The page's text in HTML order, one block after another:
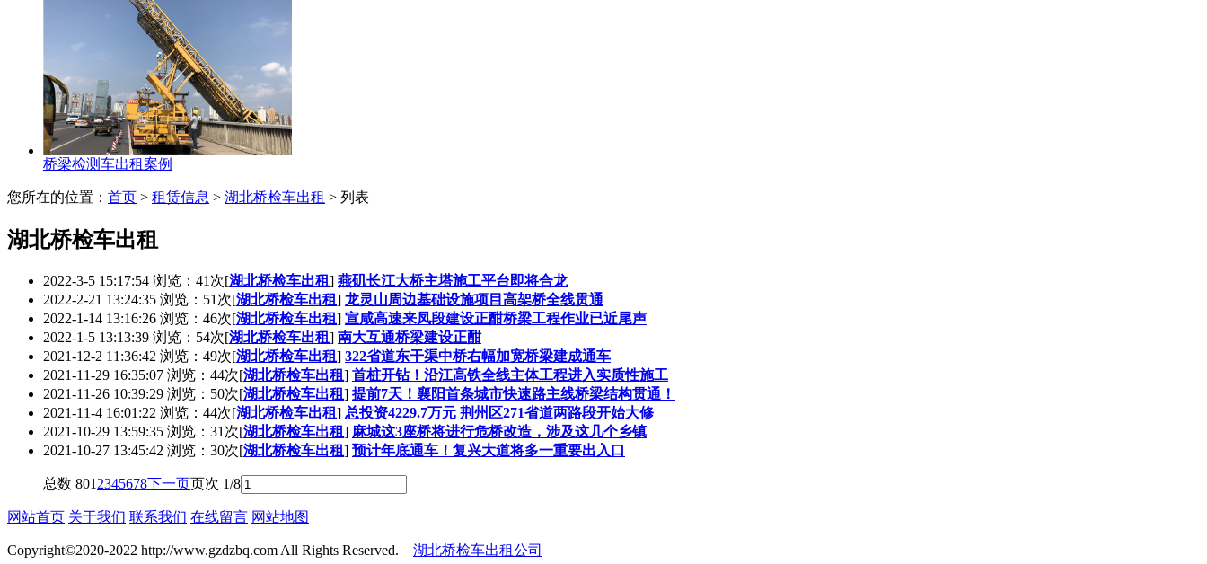
桥梁检测车出租案例
您所在的位置： 首页 > 租赁信息 > 湖北桥检车出租 > 列表
湖北桥检车出租
2022-3-5 15:17:54 浏览：41次[湖北桥检车出租] 燕矶长江大桥主塔施工平台即将合龙
2022-2-21 13:24:35 浏览：51次[湖北桥检车出租] 龙灵山周边基础设施项目高架桥全线贯通
2022-1-14 13:16:26 浏览：46次[湖北桥检车出租] 宣咸高速来凤段建设正酣桥梁工程作业已近尾声
2022-1-5 13:13:39 浏览：54次[湖北桥检车出租] 南大互通桥梁建设正酣
2021-12-2 11:36:42 浏览：49次[湖北桥检车出租] 322省道东干渠中桥右幅加宽桥梁建成通车
2021-11-29 16:35:07 浏览：44次[湖北桥检车出租] 首桩开钻！沿江高铁全线主体工程进入实质性施工
2021-11-26 10:39:29 浏览：50次[湖北桥检车出租] 提前7天！襄阳首条城市快速路主线桥梁结构贯通！
2021-11-4 16:01:22 浏览：44次[湖北桥检车出租] 总投资4229.7万元 荆州区271省道两路段开始大修
2021-10-29 13:59:35 浏览：31次[湖北桥检车出租] 麻城这3座桥将进行危桥改造，涉及这几个乡镇
2021-10-27 13:45:42 浏览：30次[湖北桥检车出租] 预计年底通车！复兴大道将多一重要出入口
总数 801 2345678下一页页次 1/8
网站首页 关于我们 联系我们 在线留言 网站地图
Copyright©2020-2022 http://www.gzdzbq.com All Rights Reserved. 湖北桥检车出租公司